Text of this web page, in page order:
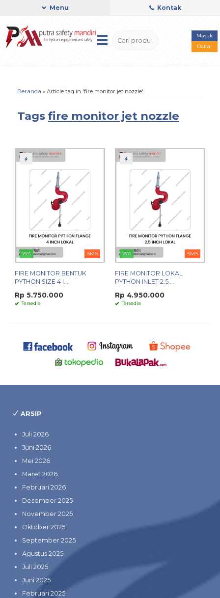
Menu Kontak
Masuk
Daftar
Beranda » Article tag in 'fire monitor jet nozzle'
Tags fire monitor jet nozzle
WA SMS
FIRE MONITOR BENTUK
PYTHON SIZE 4 I....
Rp 5.750.000
Tersedia
WA SMS
FIRE MONITOR LOKAL
PYTHON INLET 2.5....
Rp 4.950.000
Tersedia
ARSIP
Juli 2026
Juni 2026
Mei 2026
Maret 2026
Februari 2026
Desember 2025
November 2025
Oktober 2025
September 2025
Agustus 2025
Juli 2025
Juni 2025
Februari 2025